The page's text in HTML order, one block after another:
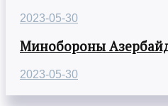
2023-05-30
Минобороны
2023-05-30